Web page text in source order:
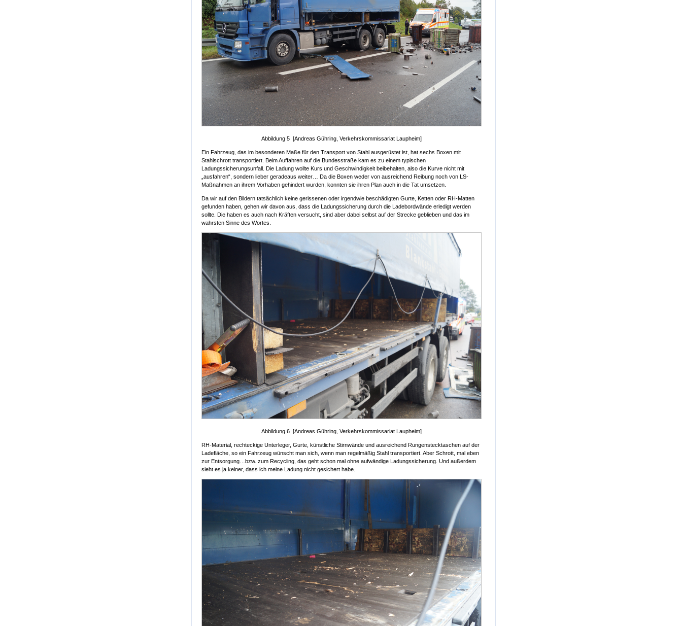
Abbildung 5 [Andreas Gühring, Verkehrskommissariat Laupheim]
Ein Fahrzeug, das im besonderen Maße für den Transport von Stahl ausgerüstet ist, hat sechs Boxen mit
Stahlschrott transportiert. Beim Auffahren auf die Bundesstraße kam es zu einem typischen
Ladungssicherungsunfall. Die Ladung wollte Kurs und Geschwindigkeit beibehalten, also die Kurve nicht mit
„ausfahren“, sondern lieber geradeaus weiter… Da die Boxen weder von ausreichend Reibung noch von LS-
Maßnahmen an ihrem Vorhaben gehindert wurden, konnten sie ihren Plan auch in die Tat umsetzen.
Da wir auf den Bildern tatsächlich keine gerissenen oder irgendwie beschädigten Gurte, Ketten oder RH-Matten
gefunden haben, gehen wir davon aus, dass die Ladungssicherung durch die Ladebordwände erledigt werden
sollte. Die haben es auch nach Kräften versucht, sind aber dabei selbst auf der Strecke geblieben und das im
wahrsten Sinne des Wortes.
Abbildung 6 [Andreas Gühring, Verkehrskommissariat Laupheim]
RH-Material, rechteckige Unterleger, Gurte, künstliche Stirnwände und ausreichend Rungenstecktaschen auf der
Ladefläche, so ein Fahrzeug wünscht man sich, wenn man regelmäßig Stahl transportiert. Aber Schrott, mal eben
zur Entsorgung…bzw. zum Recycling, das geht schon mal ohne aufwändige Ladungssicherung. Und außerdem
sieht es ja keiner, dass ich meine Ladung nicht gesichert habe.